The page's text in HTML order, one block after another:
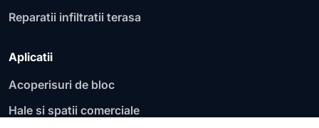
Reparatii infiltratii terasa
Aplicatii
Acoperisuri de bloc
Hale si spatii comerciale